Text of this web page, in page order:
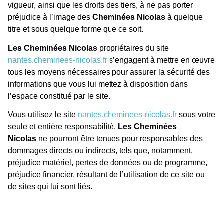
vigueur, ainsi que les droits des tiers, à ne pas porter
préjudice à l’image des Cheminées Nicolas à quelque
titre et sous quelque forme que ce soit.
Les Cheminées Nicolas propriétaires du site
nantes.cheminees-nicolas.fr s’engagent à mettre en œuvre
tous les moyens nécessaires pour assurer la sécurité des
informations que vous lui mettez à disposition dans
l’espace constitué par le site.
Vous utilisez le site nantes.cheminees-nicolas.fr sous votre
seule et entière responsabilité. Les Cheminées
Nicolas ne pourront être tenues pour responsables des
dommages directs ou indirects, tels que, notamment,
préjudice matériel, pertes de données ou de programme,
préjudice financier, résultant de l’utilisation de ce site ou
de sites qui lui sont liés.